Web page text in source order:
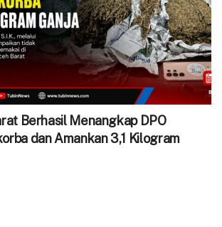
Berhasil Menangkap DPO
dan Amankan 3,1 Kilogram